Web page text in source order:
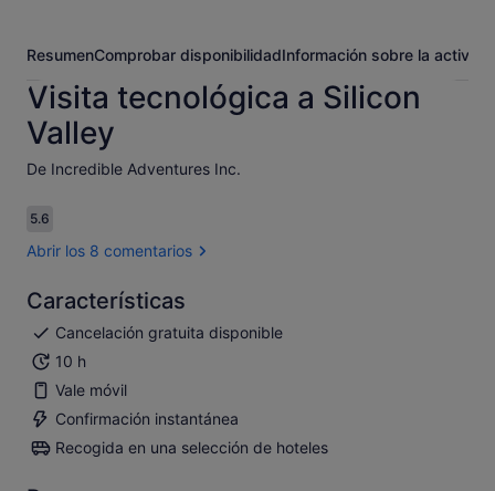
ResumenComprobar disponibilidadInformación sobre la
Visita tecnológica a Silicon
Valley
De Incredible Adventures Inc.
5.65.6 sobre 10
Abrir los 8 comentarios
Características
Cancelación gratuita disponible
10 h
Vale móvil
Confirmación instantánea
Recogida en una selección de hoteles